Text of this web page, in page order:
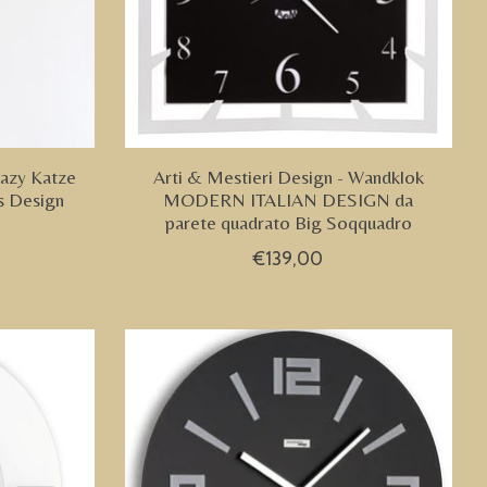
Katze
Design
Arti & Mestieri Design - Wandklok
MODERN ITALIAN DESIGN da
parete quadrato Big Soqquadro
€139,00